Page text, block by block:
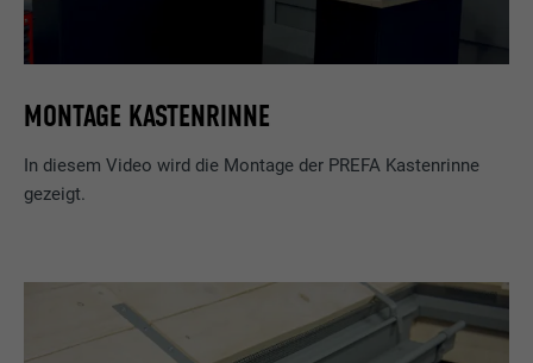
MONTAGE KASTENRINNE
In diesem Video wird die Montage der PREFA Kastenrinne
gezeigt.